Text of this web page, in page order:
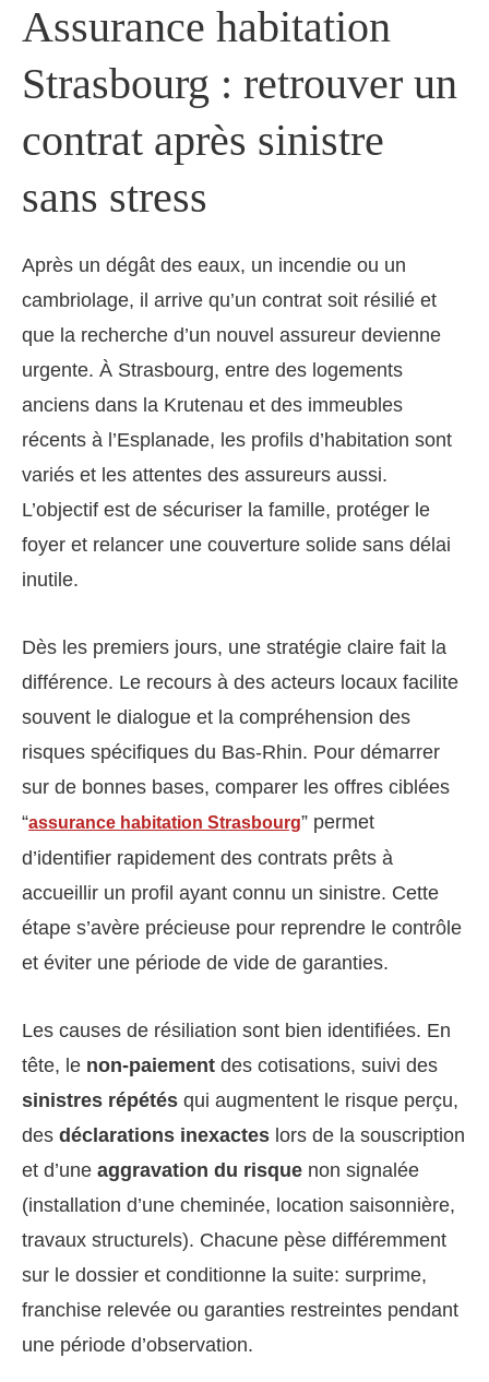
Assurance habitation
Strasbourg : retrouver un
contrat après sinistre
sans stress
Après un dégât des eaux, un incendie ou un
cambriolage, il arrive qu’un contrat soit résilié et
que la recherche d’un nouvel assureur devienne
urgente. À Strasbourg, entre des logements
anciens dans la Krutenau et des immeubles
récents à l’Esplanade, les profils d’habitation sont
variés et les attentes des assureurs aussi.
L’objectif est de sécuriser la famille, protéger le
foyer et relancer une couverture solide sans délai
inutile.
Dès les premiers jours, une stratégie claire fait la
différence. Le recours à des acteurs locaux facilite
souvent le dialogue et la compréhension des
risques spécifiques du Bas-Rhin. Pour démarrer
sur de bonnes bases, comparer les offres ciblées
“assurance habitation Strasbourg” permet
d’identifier rapidement des contrats prêts à
accueillir un profil ayant connu un sinistre. Cette
étape s’avère précieuse pour reprendre le contrôle
et éviter une période de vide de garanties.
Les causes de résiliation sont bien identifiées. En
tête, le non-paiement des cotisations, suivi des
sinistres répétés qui augmentent le risque perçu,
des déclarations inexactes lors de la souscription
et d’une aggravation du risque non signalée
(installation d’une cheminée, location saisonnière,
travaux structurels). Chacune pèse différemment
sur le dossier et conditionne la suite: surprime,
franchise relevée ou garanties restreintes pendant
une période d’observation.